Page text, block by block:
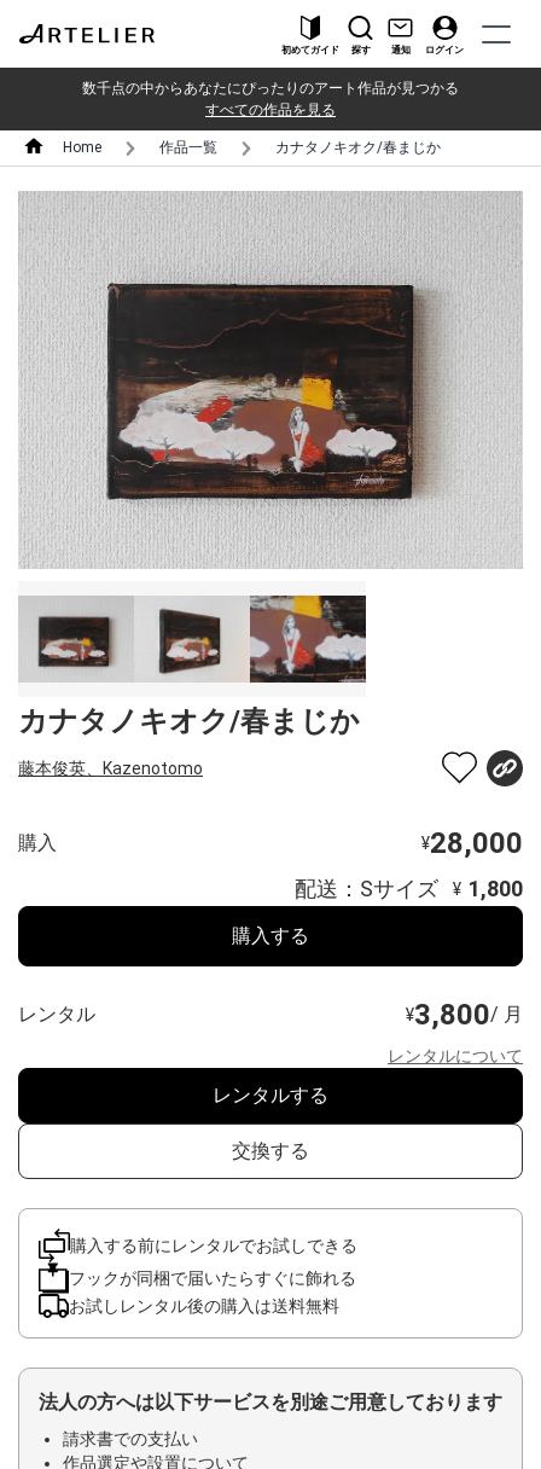
初めてガイド 探す 通知 ログイン
数千点の中からあなたにぴったりのアート作品が見つかる
すべての作品を見る
Home 作品一覧 カナタノキオク/春まじか
カナタノキオク/春まじか
藤本俊英、Kazenotomo
購入 ¥28,000
配送：Sサイズ ¥ 1,800
購入する
レンタル ¥3,800/ 月
レンタルについて
レンタルする
交換する
購入する前にレンタルでお試しできる
フックが同梱で届いたらすぐに飾れる
お試しレンタル後の購入は送料無料
法人の方へは以下サービスを別途ご用意しております
請求書での支払い
作品選定や設置について